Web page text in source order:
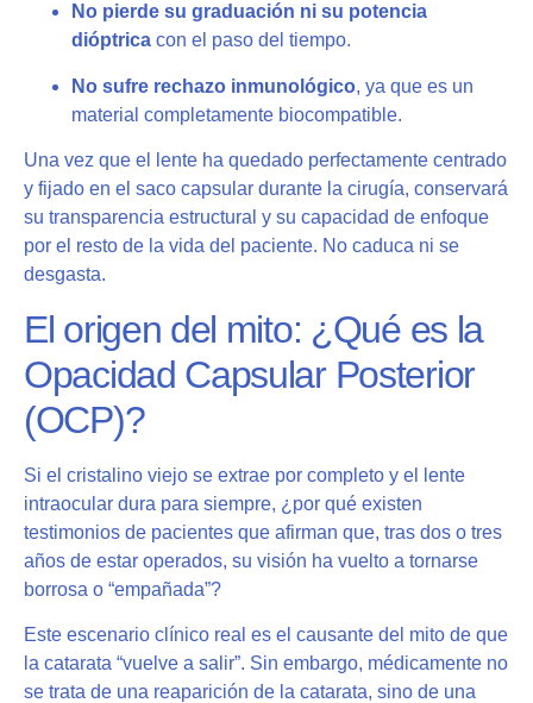
No pierde su graduación ni su potencia
dióptrica con el paso del tiempo.
No sufre rechazo inmunológico, ya que es un
material completamente biocompatible.
Una vez que el lente ha quedado perfectamente centrado
y fijado en el saco capsular durante la cirugía, conservará
su transparencia estructural y su capacidad de enfoque
por el resto de la vida del paciente. No caduca ni se
desgasta.
El origen del mito: ¿Qué es la
Opacidad Capsular Posterior
(OCP)?
Si el cristalino viejo se extrae por completo y el lente
intraocular dura para siempre, ¿por qué existen
testimonios de pacientes que afirman que, tras dos o tres
años de estar operados, su visión ha vuelto a tornarse
borrosa o “empañada”?
Este escenario clínico real es el causante del mito de que
la catarata “vuelve a salir”. Sin embargo, médicamente no
se trata de una reaparición de la catarata, sino de una